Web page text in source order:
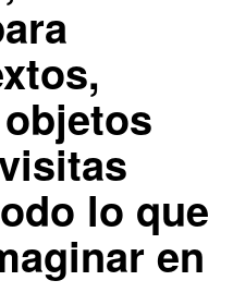
lo que
en